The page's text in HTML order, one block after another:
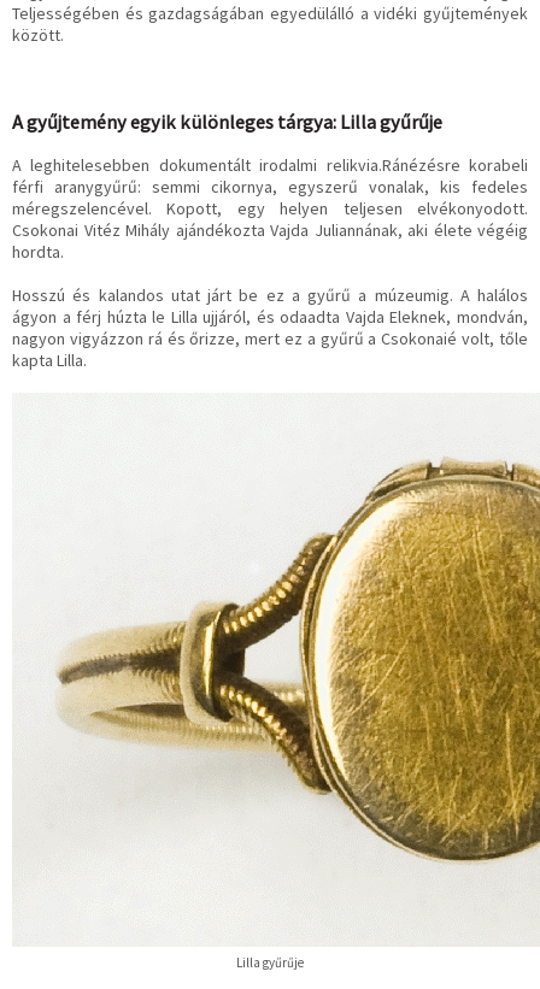
Teljességében és gazdagságában egyedülálló a vidéki gyűjtemények
között.
A gyűjtemény egyik különleges tárgya: Lilla gyűrűje
A leghitelesebben dokumentált irodalmi relikvia.Ránézésre korabeli
férfi aranygyűrű: semmi cikornya, egyszerű vonalak, kis fedeles
méregszelencével. Kopott, egy helyen teljesen elvékonyodott.
Csokonai Vitéz Mihály ajándékozta Vajda Juliannának, aki élete végéig
hordta.
Hosszú és kalandos utat járt be ez a gyűrű a múzeumig. A halálos
ágyon a férj húzta le Lilla ujjáról, és odaadta Vajda Eleknek, mondván,
nagyon vigyázzon rá és őrizze, mert ez a gyűrű a Csokonaié volt, tőle
kapta Lilla.
Lilla gyűrűje